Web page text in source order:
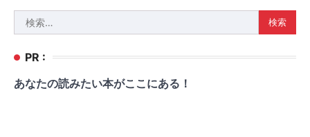
索:
PR :
あなたの読みたい本がここにある！